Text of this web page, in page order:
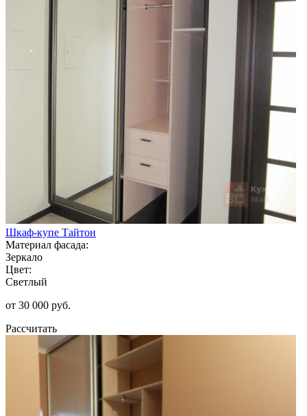
Шкаф-купе Тайтон
Материал фасада:
Зеркало
Цвет:
Светлый
от 30 000 руб.
Рассчитать